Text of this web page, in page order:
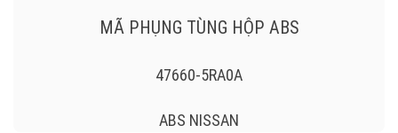
MÃ PHỤNG TÙNG HỘP ABS
47660-5RA0A
ABS NISSAN